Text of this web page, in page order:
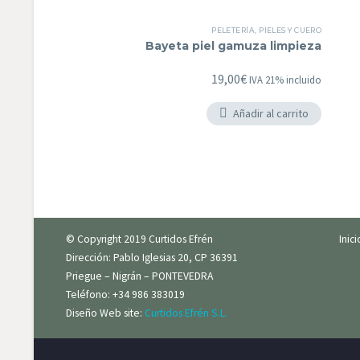
PELETERÍA PIELES Y CUERO
Bayeta piel gamuza limpieza
19,00€ IVA 21% incluido
Añadir al carrito
© Copyright 2019 Curtidos Efrén
Dirección: Pablo Iglesias 20, CP 36391
Priegue – Nigrán – PONTEVEDRA
Teléfono: +34 986 383019
Diseño Web site: Curtidos Efrén S.L.